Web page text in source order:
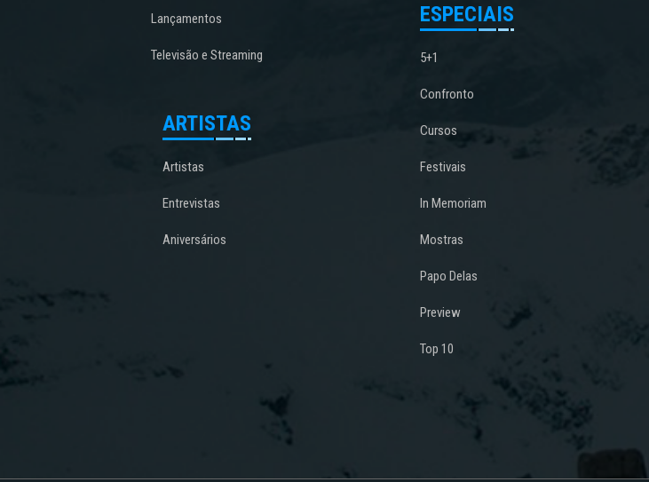
Lançamentos
Televisão e Streaming
ARTISTAS
Artistas
Entrevistas
Aniversários
ESPECIAIS
5+1
Confronto
Cursos
Festivais
In Memoriam
Mostras
Papo Delas
Preview
Top 10